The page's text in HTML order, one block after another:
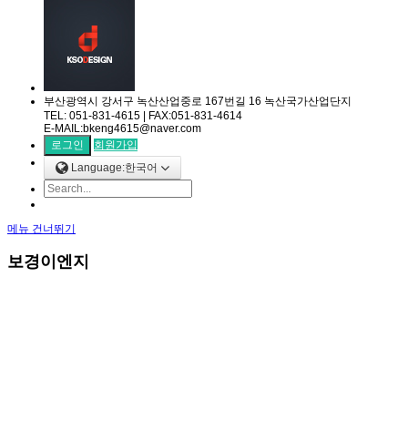
부산광역시 강서구 녹산산업중로 167번길 16 녹산국가산업단지
TEL: 051-831-4615 | FAX:051-831-4614
E-MAIL:bkeng4615@naver.com
로그인
회원가입
Language:한국어
메뉴 건너뛰기
보경이엔지